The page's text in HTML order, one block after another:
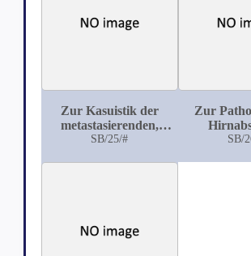
Zur Kasuistik der
metastasierenden,
anscheinend
SB/25/#
Zur
SB/